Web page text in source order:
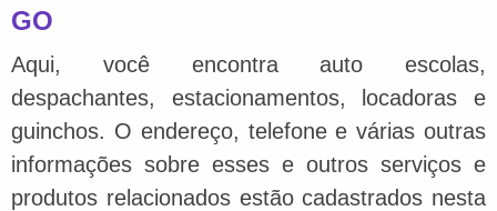
GO
Aqui, você encontra auto escolas,
despachantes, estacionamentos, locadoras e
guinchos. O endereço, telefone e várias outras
informações sobre esses e outros serviços e
produtos relacionados estão cadastrados nesta